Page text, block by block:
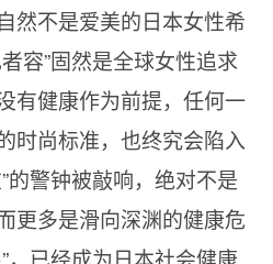
然不是爱美的日本女性希
容”固然是全球女性追求
有健康作为前提，任何一
时尚标准，也终究会陷入
的警钟被敲响，绝对不是
更多是滑向深渊的健康危
，已经成为日本社会健康